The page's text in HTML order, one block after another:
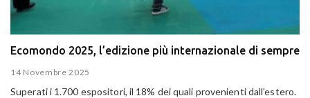
Ecomondo 2025, l’edizione più internazionale di sempre
14 Novembre 2025
Superati i 1.700 espositori, il 18% dei quali provenienti dall’estero.